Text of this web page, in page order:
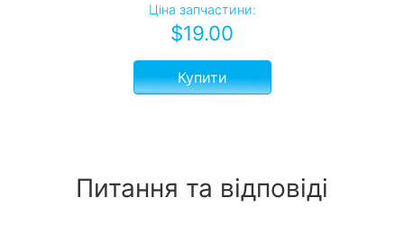
Ціна запчастини:
$19.00
Купити
Питання та відповіді